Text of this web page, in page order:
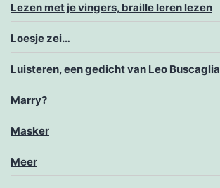
Lezen met je vingers, braille leren lezen
Loesje zei…
Luisteren, een gedicht van Leo Buscaglia
Marry?
Masker
Meer